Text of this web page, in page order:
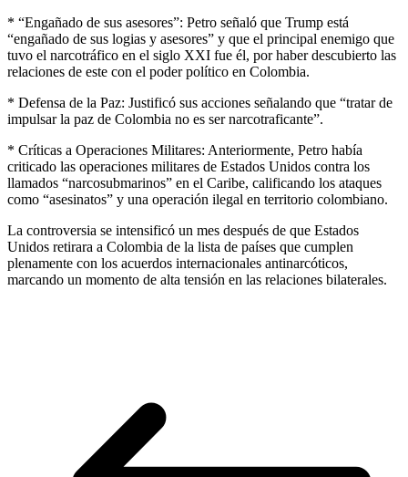
* “Engañado de sus asesores”: Petro señaló que Trump está
“engañado de sus logias y asesores” y que el principal enemigo que
tuvo el narcotráfico en el siglo XXI fue él, por haber descubierto las
relaciones de este con el poder político en Colombia.
* Defensa de la Paz: Justificó sus acciones señalando que “tratar de
impulsar la paz de Colombia no es ser narcotraficante”.
* Críticas a Operaciones Militares: Anteriormente, Petro había
criticado las operaciones militares de Estados Unidos contra los
llamados “narcosubmarinos” en el Caribe, calificando los ataques
como “asesinatos” y una operación ilegal en territorio colombiano.
La controversia se intensificó un mes después de que Estados
Unidos retirara a Colombia de la lista de países que cumplen
plenamente con los acuerdos internacionales antinarcóticos,
marcando un momento de alta tensión en las relaciones bilaterales.